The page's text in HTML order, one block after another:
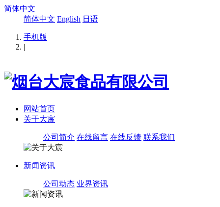
简体中文
简体中文 English 日语
手机版
|
网站首页
关于大宸
公司简介 在线留言 在线反馈 联系我们
新闻资讯
公司动态 业界资讯